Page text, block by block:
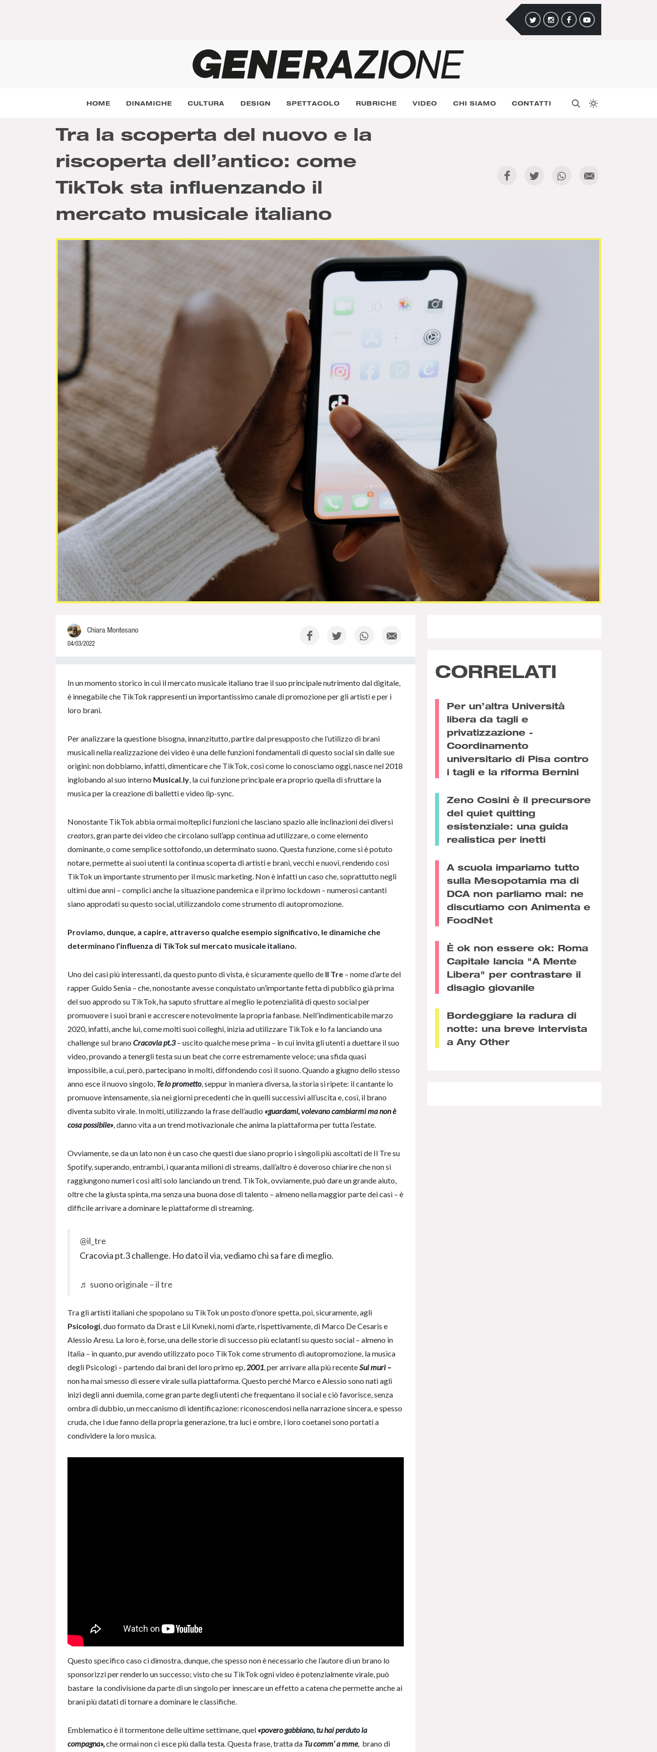
HOME DINAMICHE CULTURA DESIGN SPETTACOLO RUBRICHE VIDEO CHI SIAMO CONTATTI
Tra la scoperta del nuovo e la
riscoperta dell’antico: come
TikTok sta influenzando il
mercato musicale italiano
Chiara Montesano
04/03/2022
In un momento storico in cui il mercato musicale italiano trae il suo principale nutrimento dal digitale,
è innegabile che TikTok rappresenti un importantissimo canale di promozione per gli artisti e per i
loro brani.
Per analizzare la questione bisogna, innanzitutto, partire dal presupposto che l’utilizzo di brani
musicali nella realizzazione dei video è una delle funzioni fondamentali di questo social sin dalle sue
origini: non dobbiamo, infatti, dimenticare che TikTok, così come lo conosciamo oggi, nasce nel 2018
inglobando al suo interno Musical.ly , la cui funzione principale era proprio quella di sfruttare la
musica per la creazione di balletti e video lip-sync.
Nonostante TikTok abbia ormai molteplici funzioni che lasciano spazio alle inclinazioni dei diversi
creators , gran parte dei video che circolano sull’app continua ad utilizzare, o come elemento
dominante, o come semplice sottofondo, un determinato suono. Questa funzione, come si è potuto
notare, permette ai suoi utenti la continua scoperta di artisti e brani, vecchi e nuovi, rendendo così
TikTok un importante strumento per il music marketing. Non è infatti un caso che, soprattutto negli
ultimi due anni – complici anche la situazione pandemica e il primo lockdown – numerosi cantanti
siano approdati su questo social, utilizzandolo come strumento di autopromozione.
Proviamo, dunque, a capire, attraverso qualche esempio significativo, le dinamiche che
determinano l’influenza di TikTok sul mercato musicale italiano.
Uno dei casi più interessanti, da questo punto di vista, è sicuramente quello de Il Tre – nome d’arte del
rapper Guido Senia – che, nonostante avesse conquistato un’importante fetta di pubblico già prima
del suo approdo su TikTok, ha saputo sfruttare al meglio le potenzialità di questo social per
promuovere i suoi brani e accrescere notevolmente la propria fanbase. Nell’indimenticabile marzo
2020, infatti, anche lui, come molti suoi colleghi, inizia ad utilizzare TikTok e lo fa lanciando una
challenge sul brano Cracovia pt.3– uscito qualche mese prima – in cui invita gli utenti a duettare il suo
video, provando a tenergli testa su un beat che corre estremamente veloce; una sfida quasi
impossibile, a cui, però, partecipano in molti, diffondendo così il suono. Quando a giugno dello stesso
anno esce il nuovo singolo, Te lo prometto, seppur in maniera diversa, la storia si ripete: il cantante lo
promuove intensamente, sia nei giorni precedenti che in quelli successivi all’uscita e, così, il brano
diventa subito virale. In molti, utilizzando la frase dell’audio «guardami, volevano cambiarmi ma non è
cosa possibile» , danno vita a un trend motivazionale che anima la piattaforma per tutta l’estate.
Ovviamente, se da un lato non è un caso che questi due siano proprio i singoli più ascoltati de Il Tre su
Spotify, superando, entrambi, i quaranta milioni di streams, dall’altro è doveroso chiarire che non si
raggiungono numeri così alti solo lanciando un trend. TikTok, ovviamente, può dare un grande aiuto,
oltre che la giusta spinta, ma senza una buona dose di talento – almeno nella maggior parte dei casi – è
difficile arrivare a dominare le piattaforme di streaming.
@il_tre
Cracovia pt.3 challenge. Ho dato il via, vediamo chi sa fare di meglio.
♬ suono originale – il tre
Tra gli artisti italiani che spopolano su TikTok un posto d’onore spetta, poi, sicuramente, agli
Psicologi , duo formato da Drast e Lil Kvneki, nomi d’arte, rispettivamente, di Marco De Cesaris e
Alessio Aresu. La loro è, forse, una delle storie di successo più eclatanti su questo social – almeno in
Italia – in quanto, pur avendo utilizzato poco TikTok come strumento di autopromozione, la musica
degli Psicologi – partendo dai brani del loro primo ep, 2001 , per arrivare alla più recenteSui muri –
non ha mai smesso di essere virale sulla piattaforma. Questo perché Marco e Alessio sono nati agli
inizi degli anni duemila, come gran parte degli utenti che frequentano il social e ciò favorisce, senza
ombra di dubbio, un meccanismo di identificazione: riconoscendosi nella narrazione sincera, e spesso
cruda, che i due fanno della propria generazione, tra luci e ombre, i loro coetanei sono portati a
condividere la loro musica.
Questo specifico caso ci dimostra, dunque, che spesso non è necessario che l’autore di un brano lo
sponsorizzi per renderlo un successo; visto che su TikTok ogni video è potenzialmente virale, può
bastare la condivisione da parte di un singolo per innescare un effetto a catena che permette anche ai
brani più datati di tornare a dominare le classifiche.
Emblematico è il tormentone delle ultime settimane, quel «povero gabbiano, tu hai perduto la
compagna»,che ormai non ci esce più dalla testa. Questa frase, tratta da Tu comm’ a mme, brano di
CORRELATI
Per un’altra Università
libera da tagli e
privatizzazione -
Coordinamento
universitario di Pisa contro
i tagli e la riforma Bernini
Zeno Cosini è il precursore
del quiet quitting
esistenziale: una guida
realistica per inetti
A scuola impariamo tutto
sulla Mesopotamia ma di
DCA non parliamo mai: ne
discutiamo con Animenta e
FoodNet
È ok non essere ok: Roma
Capitale lancia "A Mente
Libera" per contrastare il
disagio giovanile
Bordeggiare la radura di
notte: una breve intervista
a Any Other